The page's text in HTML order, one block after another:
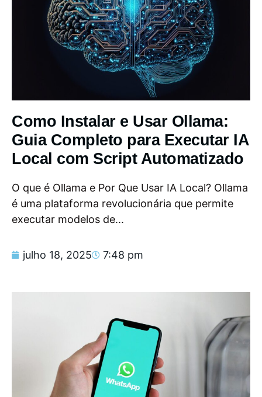
Como Instalar e Usar Ollama:
Guia Completo para Executar IA
Local com Script Automatizado
O que é Ollama e Por Que Usar IA Local? Ollama
é uma plataforma revolucionária que permite
executar modelos de...
julho 18, 2025 7:48 pm